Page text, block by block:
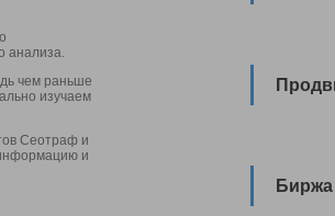
анализа.
чем раньше
изучаем
Сеотраф и
и